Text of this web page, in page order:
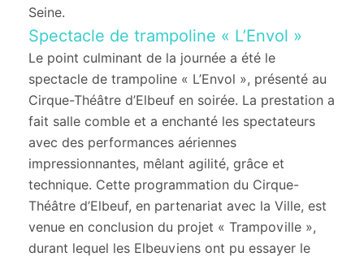
Seine.
Spectacle de trampoline « L’Envol »
Le point culminant de la journée a été le
spectacle de trampoline « L’Envol », présenté au
Cirque-Théâtre d’Elbeuf en soirée. La prestation a
fait salle comble et a enchanté les spectateurs
avec des performances aériennes
impressionnantes, mêlant agilité, grâce et
technique. Cette programmation du Cirque-
Théâtre d’Elbeuf, en partenariat avec la Ville, est
venue en conclusion du projet « Trampoville »,
durant lequel les Elbeuviens ont pu essayer le